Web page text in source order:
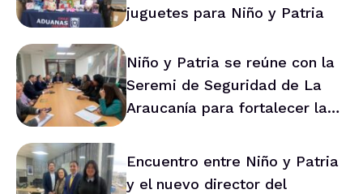
juguetes para Niño y Patria
Niño y Patria se reúne con la
Seremi de Seguridad de La
Araucanía para fortalecer la
Encuentro entre Niño y Patria
y el nuevo director del